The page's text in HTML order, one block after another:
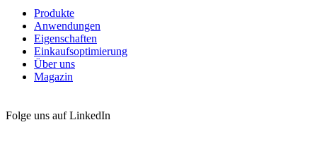
Produkte
Anwendungen
Eigenschaften
Einkaufsoptimierung
Über uns
Magazin
Folge uns auf LinkedIn